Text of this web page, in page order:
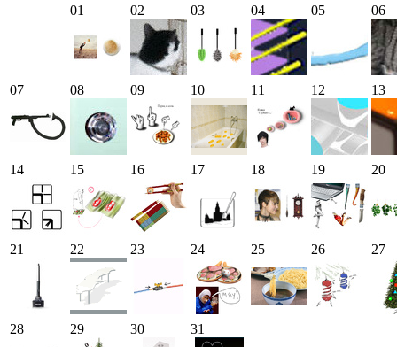
01
02 03 04 05 06
07 08 09 10 11 12 13
14 15 16 17 18 19 20
21 22 23 24 25 26 27
28 29 30 31